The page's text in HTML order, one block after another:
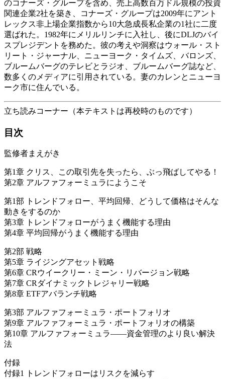
のコナーズ・グループを含め、売上高数百万ドル規模の投資
関連企業2社を築き、コナーズ・グループは2009年にアント
レックス非上場企業指数から10大急成長私企業の1社に二度
選ばれた。1982年にメリルリンチに入社し、後にDLJのバイ
スプレジデントを務めた。彼の考えや洞察はウォール・スト
リート・ジャーナル、ニューヨーク・タイムズ、バロンズ、
ブルームバーグのテレビとラジオ、ブルームバーグ誌など、
数多くのメディアに引用されている。妻のカレンとニューヨ
ーク市に住んでいる。
立ち読みコーナー（本テキストは再校時のものです）
目次
監修者まえがき
第1章 クリス、この取引先を失ったら、ぶっ飛ばしてやる！
第2章 アルファフォーミュラにようこそ
第1部 トレンドフォロー、平均回帰、どうして価格はそんな
動きをするのか
第3章 トレンドフォローがうまく機能する理由
第4章 平均回帰がうまく機能する理由
第2部 戦略
第5章 ライジングアセット戦略
第6章 CRウイークリー・ミーン・リバージョン戦略
第7章 CRダイナミックトレジャリー戦略
第8章 ETFアバランチ戦略
第3部 アルファフォーミュラ・ポートフォリオ
第9章 アルファフォーミュラ・ポートフォリオの構築
第10章 アルファフォーミュラ――資金管理のより良い解決
法
付録
付録1 トレンドフォローはリスクを減らす